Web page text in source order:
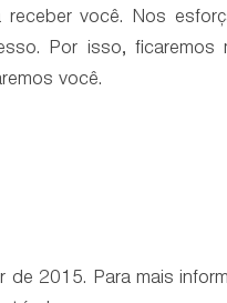
você. Nos
Por isso, ficaremos
você.
2015. Para mais